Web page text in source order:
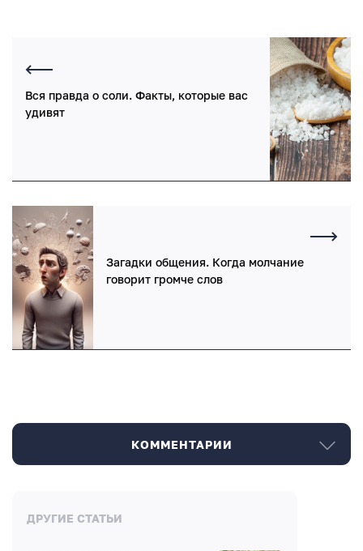
Вся правда о соли. Факты, которые вас
удивят
Загадки общения. Когда молчание
говорит громче слов
КОММЕНТАРИИ
ДРУГИЕ СТАТЬИ